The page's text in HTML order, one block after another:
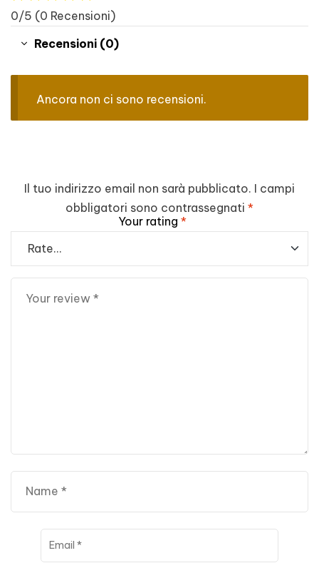
0/5 (0 Recensioni)
Recensioni (0)
Ancora non ci sono recensioni.
Il tuo indirizzo email non sarà pubblicato. I campi
obbligatori sono contrassegnati *
Your rating *